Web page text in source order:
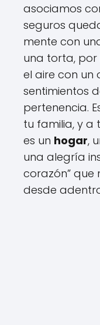
asociamos
seguros
mente con
una torta, por
el aire con un
sentimientos
pertenencia.
tu familia, y a
es un hogar,
una alegría
corazón” que
desde